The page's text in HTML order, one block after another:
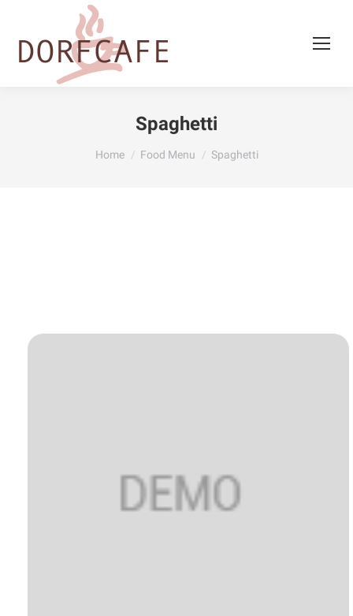
Spaghetti
You are here:
Home Food Menu Spaghetti